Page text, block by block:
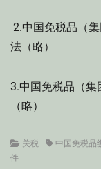
2.中国免税品（
法（略）
3.中国免税品（集
（略）
Categories
关税 Tags中国免税品
件